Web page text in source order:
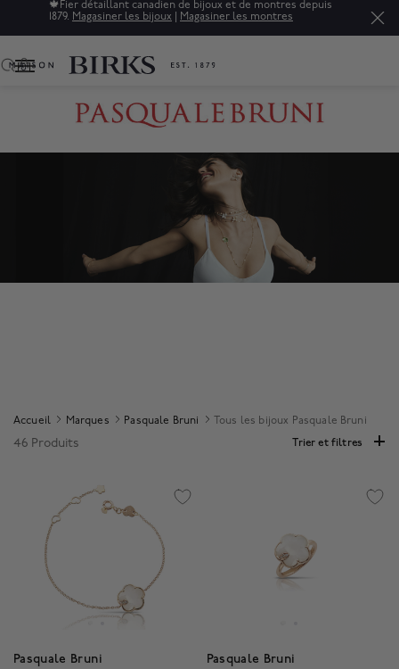
🍁 Fier détaillant canadien de bijoux et de montres depuis
1879. Magasiner les bijoux Magasiner les montres
0
Accueil Marques Pasquale Bruni Tous les bijoux Pasquale Bruni
46 Produits Trier et filtres
Pasquale Bruni
Pasquale Bruni